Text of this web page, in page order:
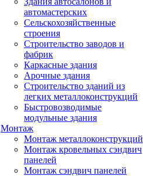
автомастерских
Сельскохозяйственные
строения
Строительство заводов и
фабрик
Каркасные здания
Арочные здания
Строительство зданий из
легких металлоконструкций
Быстровозводимые
модульные здания
Монтаж
Монтаж металлоконструкций
Монтаж кровельных сэндвич
панелей
Монтаж сэндвич панелей